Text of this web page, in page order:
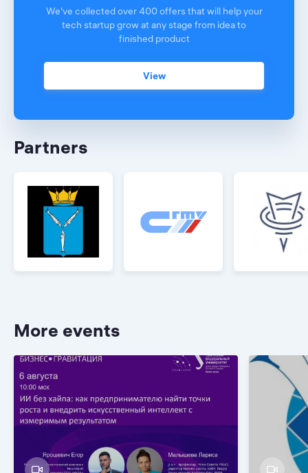
We've collected over 400 offers that will help your
tech startup grow at any stage from idea to
finished product
View
Partners
More events